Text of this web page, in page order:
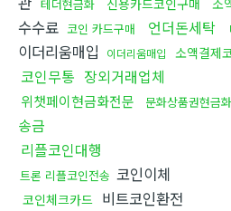
테더현금화 신용카드코인구매 소
수수료 코인 카드구매 언더돈세탁
이더리움매입 이더리움매입 소액결제
코인무통 장외거래업체
위챗페이현금화전문 문화상품권현금
송금
리플코인대행
트론 리플코인전송 코인이체
코인체크카드 비트코인환전